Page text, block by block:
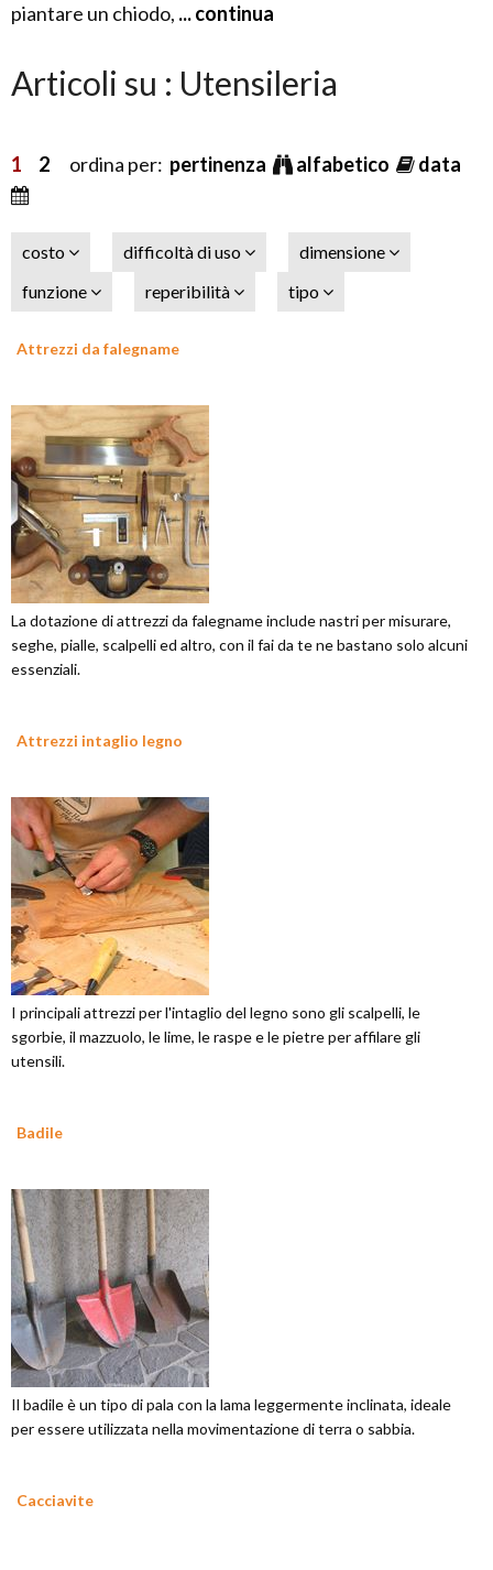
piantare un chiodo, ... continua
Articoli su : Utensileria
1 2 ordina per: pertinenza alfabetico data
costo difficoltà di uso
dimensione
funzione
reperibilità tipo
Attrezzi da falegname
La dotazione di attrezzi da falegname include nastri per misurare,
seghe, pialle, scalpelli ed altro, con il fai da te ne bastano solo alcuni
essenziali.
Attrezzi intaglio legno
I principali attrezzi per l'intaglio del legno sono gli scalpelli, le
sgorbie, il mazzuolo, le lime, le raspe e le pietre per affilare gli
utensili.
Badile
Il badile è un tipo di pala con la lama leggermente inclinata, ideale
per essere utilizzata nella movimentazione di terra o sabbia.
Cacciavite